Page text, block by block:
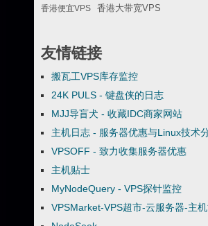
香港便宜VPS 香港大带宽VPS
友情链接
搬瓦工VPS库存监控
24K PULS - 键盘侠的日志
MJJ导盲犬 - 收藏IDC商家网站
主机日志 - 服务器优惠与Linux技术
VPSOFF - 致力收集服务器优惠
主机贴士
MyNodeQuery - VPS探针监控
VPSMarket-VPS超市-云服务器-主